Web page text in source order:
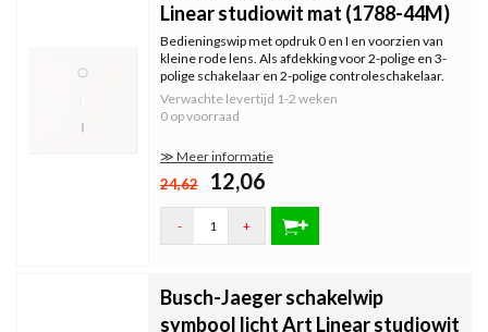
Linear studiowit mat (1788-44M)
Bedieningswip met opdruk 0 en I en voorzien van
kleine rode lens. Als afdekking voor 2-polige en 3-
polige schakelaar en 2-polige controleschakelaar.
Verwachte levertijd 1-2 weken
0 op voorraad
≫ Meer informatie
24,62 12,06
- +
Busch-Jaeger schakelwip
symbool licht Art Linear studiowit